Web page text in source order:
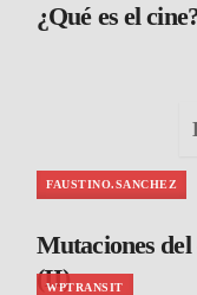
¿Qué es el
FAUSTINO.SANCHEZ
Mutaciones
(II)
WPTRANSIT